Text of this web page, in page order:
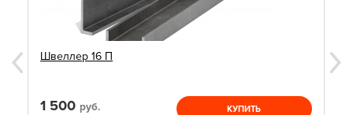
Швеллер 16 П
1 500 руб. КУПИТЬ